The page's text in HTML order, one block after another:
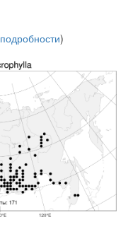
подробности)